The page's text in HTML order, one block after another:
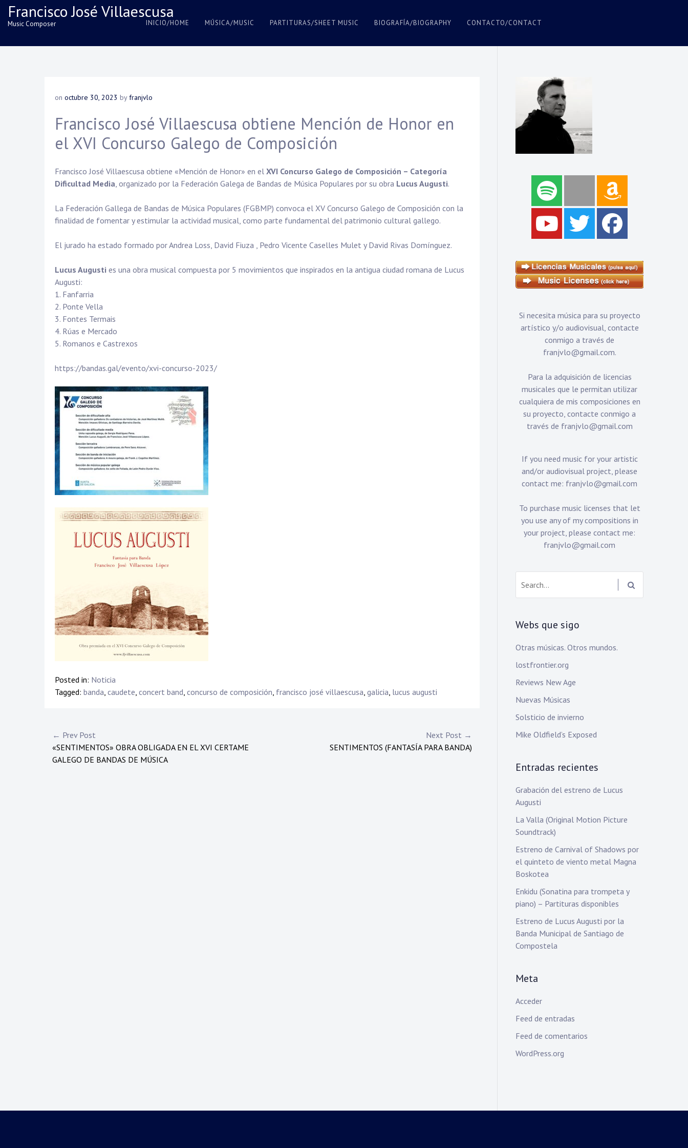
SkipFrancisco José Villaescusa
Music Composer INICIO/HOME MÚSICA/MUSIC PARTITURAS/SHEET MUSIC BIOGRAFÍA/BIOGRAPHY CONTACTO/CONTACT
on octubre 30, 2023 byfranjvlo
Francisco José Villaescusa obtiene Mención de Honor en
el XVI Concurso Galego de Composición
Francisco José Villaescusa obtiene «Mención de Honor» en el XVI Concurso Galego de Composición – Categoría
Dificultad Media, organizado por la Federación Galega de Bandas de Música Populares por su obra Lucus Augusti.
La Federación Gallega de Bandas de Música Populares (FGBMP) convoca el XV Concurso Galego de Composición con la
finalidad de fomentar y estimular la actividad musical, como parte fundamental del patrimonio cultural gallego.
El jurado ha estado formado por Andrea Loss, David Fiuza , Pedro Vicente Caselles Mulet y David Rivas Domínguez.
Lucus Augusti es una obra musical compuesta por 5 movimientos que inspirados en la antigua ciudad romana de Lucus
Augusti:
1. Fanfarria
2. Ponte Vella
3. Fontes Termais
4. Rúas e Mercado
5. Romanos e Castrexos
https://bandas.gal/evento/xvi-concurso-2023/
Posted in: Noticia
Tagged: banda, caudete, concert band, concurso de composición, francisco josé villaescusa, galicia, lucus augusti
Navegación
de
← Prev Post
«SENTIMENTOS» OBRA OBLIGADA EN EL XVI CERTAME
GALEGO DE BANDAS DE MÚSICA
Next Post →
SENTIMENTOS (FANTASÍA PARA BANDA)
Si necesita música para su proyecto
artístico y/o audiovisual, contacte
conmigo a través de
franjvlo@gmail.com.
Para la adquisición de licencias
musicales que le permitan utilizar
cualquiera de mis composiciones en
su proyecto, contacte conmigo a
través de franjvlo@gmail.com
If you need music for your artistic
and/or audiovisual project, please
contact me: franjvlo@gmail.com
To purchase music licenses that let
you use any of my compositions in
your project, please contact me:
franjvlo@gmail.com
Webs que sigo
Otras músicas. Otros mundos.
lostfrontier.org
Reviews New Age
Nuevas Músicas
Solsticio de invierno
Mike Oldfield’s Exposed
Entradas recientes
Grabación del estreno de Lucus
Augusti
La Valla (Original Motion Picture
Soundtrack)
Estreno de Carnival of Shadows por
el quinteto de viento metal Magna
Boskotea
Enkidu (Sonatina para trompeta y
piano) – Partituras disponibles
Estreno de Lucus Augusti por la
Banda Municipal de Santiago de
Compostela
Meta
Acceder
Feed de entradas
Feed de comentarios
WordPress.org